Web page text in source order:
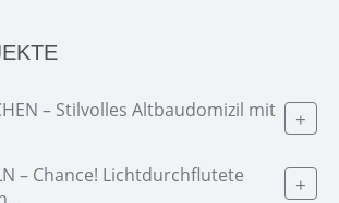
– Stilvolles Altbaudomizil mit
+
– Chance! Lichtdurchflutete
+